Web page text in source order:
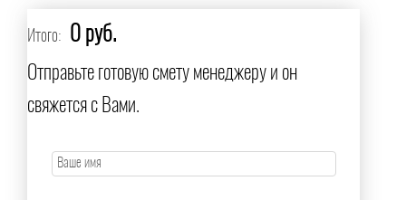
Итого: 0 руб.
Отправьте готовую смету менеджеру и он
свяжется с Вами.